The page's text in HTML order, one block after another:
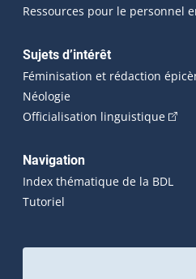
Ressources pour le personnel
Sujets d’intérêt
Féminisation et rédaction
Néologie
Officialisation linguistique(Cet
Navigation
Index thématique de la BDL
Tutoriel